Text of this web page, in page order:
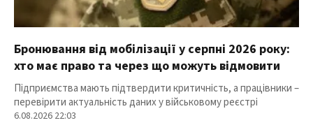
Бронювання від мобілізації у серпні 2026 року:
хто має право та через що можуть відмовити
Підприємства мають підтвердити критичність, а працівники –
перевірити актуальність даних у військовому реєстрі
6.08.2026 22:03